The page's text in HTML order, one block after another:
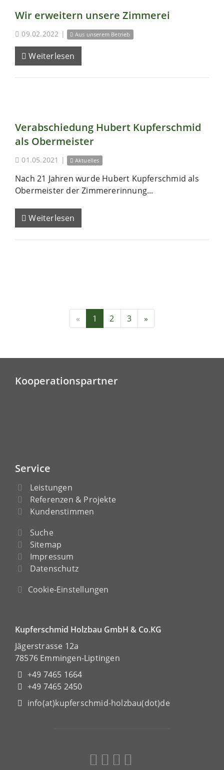
Wir erweitern unsere Zimmerei
09.02.2022 | Aus unserem Betrieb
Weiterlesen
Verabschiedung Hubert Kupferschmid
als Obermeister
01.05.2021 | Aktuelles
Nach 21 Jahren wurde Hubert Kupferschmid als
Obermeister der Zimmererinnung...
Weiterlesen
« 1 2 3 »
Kooperationspartner
Service
Leistungen
Referenzen & Projekte
Kundenstimmen
Suche
Sitemap
Impressum
Datenschutz
Cookie-Einstellungen
Kupferschmid Holzbau GmbH & Co.KG
Jägerstrasse 12a
78576 Emmingen-Liptingen
+49 7465 1664
+49 7465 2450
info(at)kupferschmid-holzbau(dot)de